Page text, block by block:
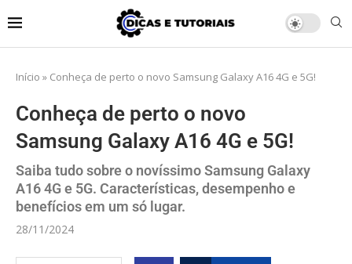
Início » Conheça de perto o novo Samsung Galaxy A16 4G e 5G!
Conheça de perto o novo
Samsung Galaxy A16 4G e 5G!
Saiba tudo sobre o novíssimo Samsung Galaxy
A16 4G e 5G. Características, desempenho e
benefícios em um só lugar.
28/11/2024